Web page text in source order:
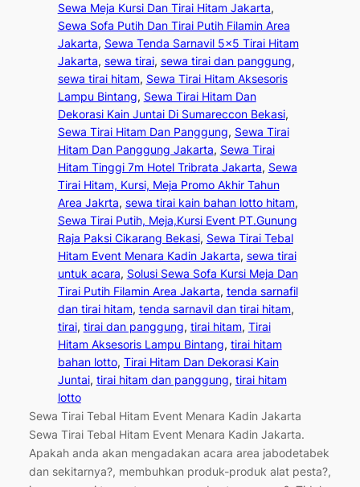
Sewa Meja Kursi Dan Tirai Hitam Jakarta
Sewa Sofa Putih Dan Tirai Putih Filamin Area
Jakarta, Sewa Tenda Sarnavil 5×5 Tirai Hitam
Jakarta, sewa tirai, sewa tirai dan panggung
sewa tirai hitam, Sewa Tirai Hitam Aksesoris
Lampu Bintang, Sewa Tirai Hitam Dan
Dekorasi Kain Juntai Di Sumareccon Bekasi
Sewa Tirai Hitam Dan Panggung, Sewa Tirai
Hitam Dan Panggung Jakarta, Sewa Tirai
Hitam Tinggi 7m Hotel Tribrata Jakarta, Sewa
Tirai Hitam, Kursi, Meja Promo Akhir Tahun
Area Jakrta, sewa tirai kain bahan lotto hitam
Sewa Tirai Putih, Meja,Kursi Event PT.Gunung
Raja Paksi Cikarang Bekasi, Sewa Tirai Tebal
Hitam Event Menara Kadin Jakarta, sewa tirai
untuk acara, Solusi Sewa Sofa Kursi Meja Dan
Tirai Putih Filamin Area Jakarta, tenda sarnafil
dan tirai hitam, tenda sarnavil dan tirai hitam
tirai, tirai dan panggung, tirai hitam, Tirai
Hitam Aksesoris Lampu Bintang, tirai hitam
bahan lotto, Tirai Hitam Dan Dekorasi Kain
Juntai, tirai hitam dan panggung, tirai hitam
lotto
Sewa Tirai Tebal Hitam Event Menara Kadin Jakarta
Sewa Tirai Tebal Hitam Event Menara Kadin Jakarta.
Apakah anda akan mengadakan acara area jabodetabek
dan sekitarnya?, membuhkan produk-produk alat pesta?,